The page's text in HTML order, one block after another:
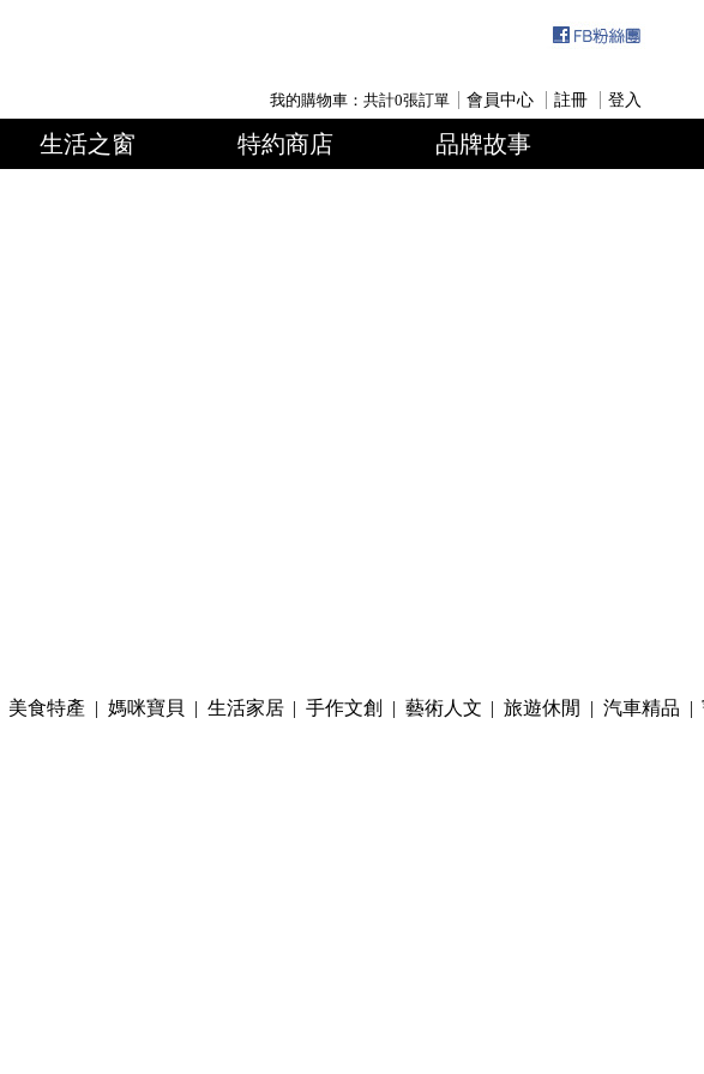
我的購物車：共計0張訂單 會員中心 註冊 登入
生活之窗 特約商店 品牌故事
美食特產 | 媽咪寶貝 | 生活家居|手作文創 | 藝術人文 |旅遊休閒 | 汽車精品 |